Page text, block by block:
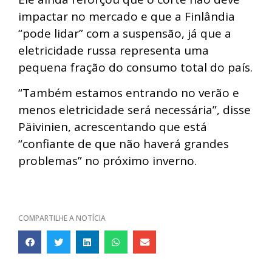
impactar no mercado e que a Finlândia
“pode lidar” com a suspensão, já que a
eletricidade russa representa uma
pequena fração do consumo total do país.
“Também estamos entrando no verão e
menos eletricidade será necessária”, disse
Päivinien, acrescentando que está
“confiante de que não haverá grandes
problemas” no próximo inverno.
COMPARTILHE A NOTÍCIA